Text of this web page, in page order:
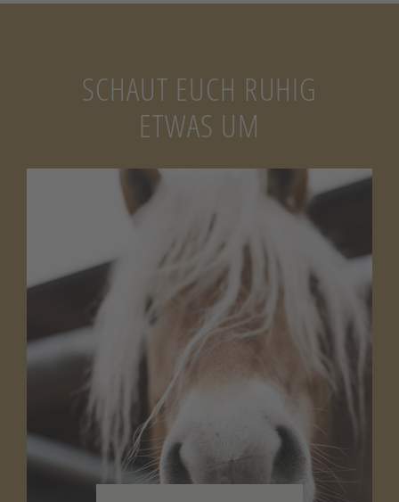
SCHAUT EUCH RUHIG
ETWAS UM